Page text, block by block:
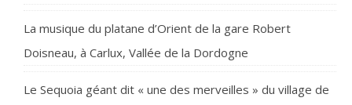
La musique du platane d’Orient de la gare Robert
Doisneau, à Carlux, Vallée de la Dordogne
Le Sequoia géant dit « une des merveilles » du village de